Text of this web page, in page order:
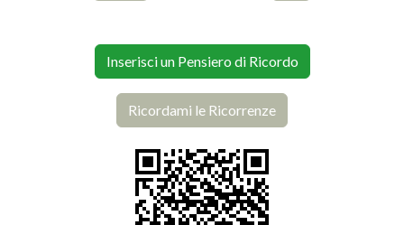
Inserisci un Pensiero di Ricordo
Ricordami le Ricorrenze